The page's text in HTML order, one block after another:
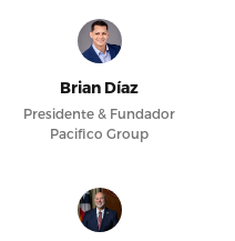
Brian Díaz
Presidente & Fundador
Pacifico Group